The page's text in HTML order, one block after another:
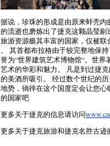
据说，珍珠的形成是由原来蚌壳
的流逝也磨炼出了捷克这颗晶莹
旅游资源极其丰富的国家，仅被
。 其首都布拉格由于较完整地保
誉为“世界建筑艺术博物馆“。世
艺术的华彩和魅力。 凡是到过捷
的美酒所吸引。 经过数个世纪的
地势，徜徉在这个国度定会让您
的国家吧
更多关于捷克的信息请访问
更多关于捷克旅游和捷克名胜古迹